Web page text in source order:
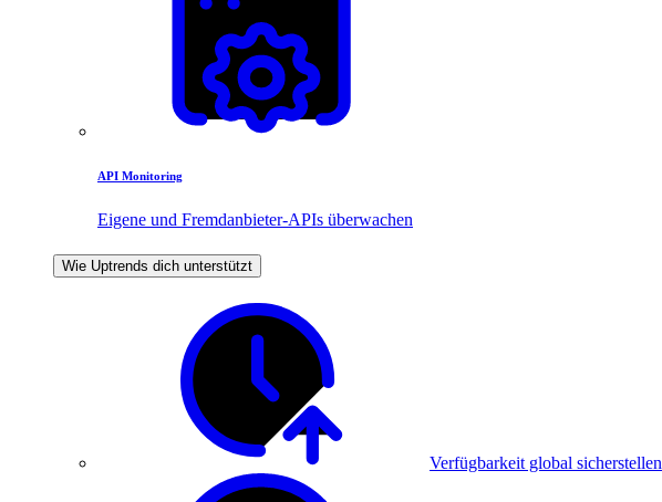
API Monitoring
Eigene und Fremdanbieter-APIs überwachen
Wie Uptrends dich unterstützt
Verfügbarkeit global sicherstellen